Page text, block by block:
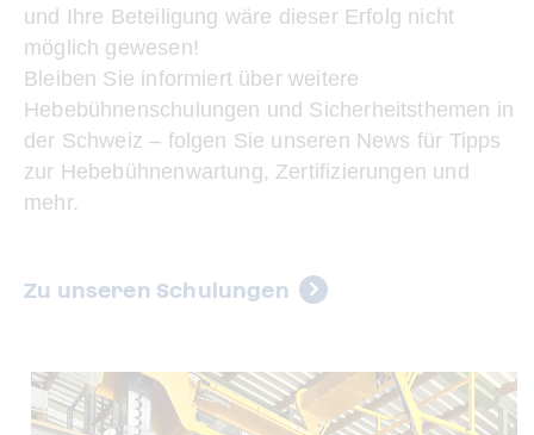
und Ihre Beteiligung wäre dieser Erfolg nicht
möglich gewesen!
Bleiben Sie informiert über weitere
Hebebühnenschulungen und Sicherheitsthemen in
der Schweiz – folgen Sie unseren News für Tipps
zur Hebebühnenwartung, Zertifizierungen und
mehr.
Zu unseren Schulungen